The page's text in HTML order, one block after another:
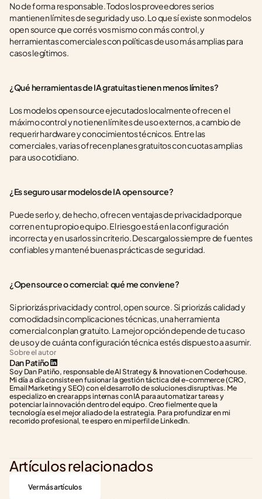
No de forma responsable. Todos los proveedores serios
mantienen límites de seguridad y uso. Lo que sí existe son modelos
open source que corrés vos mismo con más control, y
herramientas comerciales con políticas de uso más amplias para
casos legítimos.
¿Qué herramientas de IA gratuitas tienen menos límites?
Los modelos open source ejecutados localmente ofrecen el
máximo control y no tienen límites de uso externos, a cambio de
requerir hardware y conocimientos técnicos. Entre las
comerciales, varias ofrecen planes gratuitos con cuotas amplias
para uso cotidiano.
¿Es seguro usar modelos de IA open source?
Puede serlo y, de hecho, ofrecen ventajas de privacidad porque
corren en tu propio equipo. El riesgo está en la configuración
incorrecta y en usarlos sin criterio. Descargalos siempre de fuentes
confiables y mantené buenas prácticas de seguridad.
¿Open source o comercial: qué me conviene?
Si priorizás privacidad y control, open source. Si priorizás calidad y
comodidad sin complicaciones técnicas, una herramienta
comercial con plan gratuito. La mejor opción depende de tu caso
de uso y de cuánta configuración técnica estés dispuesto a asumir.
Sobre el autor
Dan Patiño
Soy Dan Patiño, responsable de AI Strategy & Innovation en Coderhouse.
Mi día a día consiste en fusionar la gestión táctica del e-commerce (CRO,
Email Marketing y SEO) con el desarrollo de soluciones disruptivas. Me
especializo en crear apps internas con IA para automatizar tareas y
potenciar la innovación dentro del equipo. Creo fielmente que la
tecnología es el mejor aliado de la estrategia. Para profundizar en mi
recorrido profesional, te espero en mi perfil de LinkedIn.
Artículos relacionados
Ver más artículos